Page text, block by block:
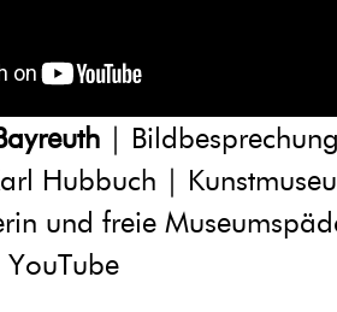
|
Hubbuch |
und freie